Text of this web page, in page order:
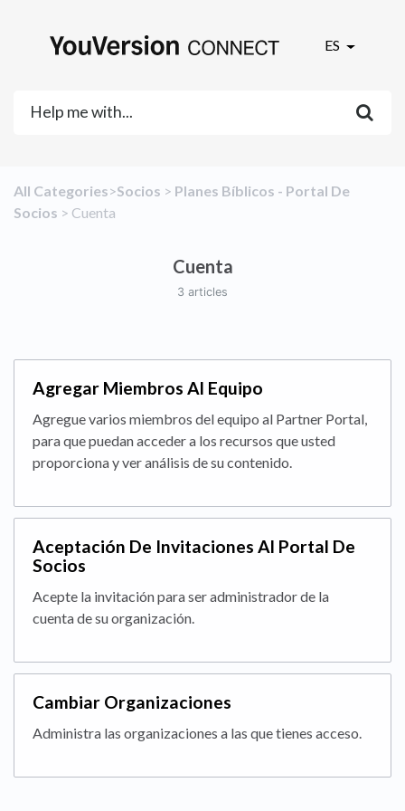
ES
All Categories​>​​Socios ​ > ​ ​Planes Bíblicos - Portal De
Socios ​ > ​ ​Cuenta
Cuenta
3 articles
Agregar Miembros Al Equipo
Agregue varios miembros del equipo al Partner Portal,
para que puedan acceder a los recursos que usted
proporciona y ver análisis de su contenido.
Aceptación De Invitaciones Al Portal De
Socios
Acepte la invitación para ser administrador de la
cuenta de su organización.
Cambiar Organizaciones
Administra las organizaciones a las que tienes acceso.